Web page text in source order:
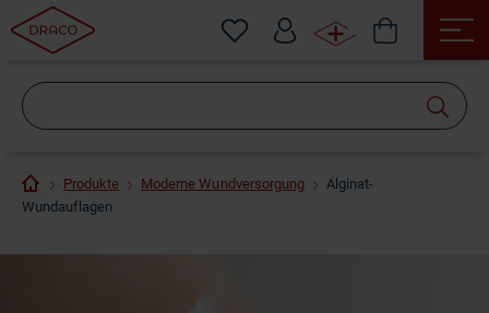
Produkte Moderne Wundversorgung
Alginat-
Wundauflagen
suchen